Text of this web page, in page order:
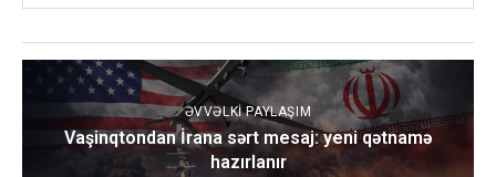
ƏVVƏLKI PAYLAŞIM
Vaşinqtondan İrana sərt mesaj: yeni qətnamə
hazırlanır